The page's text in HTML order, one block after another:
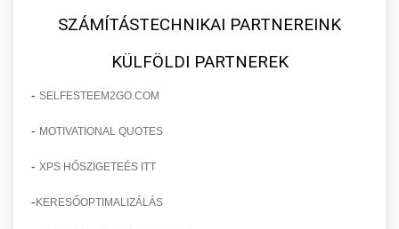
SZÁMÍTÁSTECHNIKAI PARTNEREINK
KÜLFÖLDI PARTNEREK
- SELFESTEEM2GO.COM
- MOTIVATIONAL QUOTES
- XPS HŐSZIGETEÉS ITT
- KERESŐOPTIMALIZÁLÁS